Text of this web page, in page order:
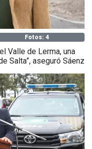
Fotos: 4
Valle de Lerma, una
Salta”, aseguró Sáenz